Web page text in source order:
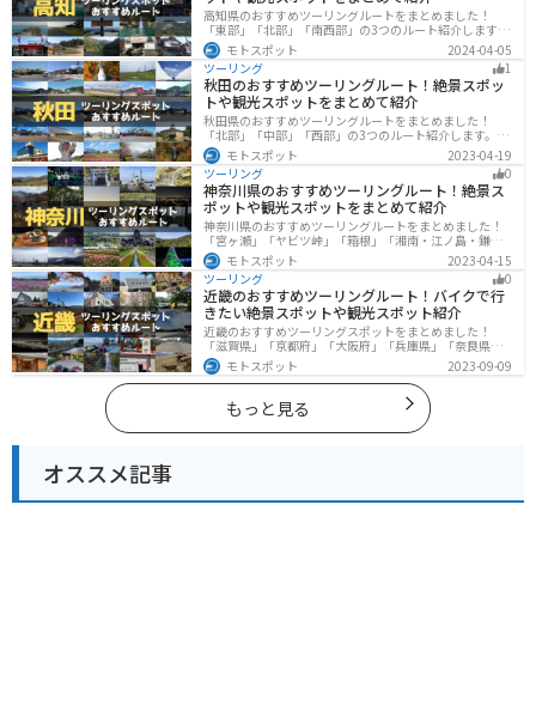
高知県のおすすめツーリングルートをまとめました！
「東部」「北部」「南西部」の3つのルート紹介します。
山と海どちらも楽しめるスポットが多数あり、様々な楽
しみ方ができます。バイクで高知県にツーリングに行く
際は参考にしてください。
モトスポット
2024-04-05
ツーリング
1
秋田のおすすめツーリングルート！絶景スポッ
トや観光スポットをまとめて紹介
秋田県のおすすめツーリングルートをまとめました！
「北部」「中部」「西部」の3つのルート紹介します。自
然豊かな山々や湖、温泉地が点在し、四季折々の景色を
楽しめるスポットが多数あります。バイクで秋田県にツ
ーリングに行く際は参考にしてください。
モトスポット
2023-04-19
ツーリング
0
神奈川県のおすすめツーリングルート！絶景ス
ポットや観光スポットをまとめて紹介
神奈川県のおすすめツーリングルートをまとめました！
「宮ヶ瀬」「ヤビツ峠」「箱根」「湘南・江ノ島・鎌
倉」「三浦」「みなとみらい」の6つのルート紹介しま
す。自然豊かなスポット、歴史ある観光名所、都市部で
楽しめるツーリングスポットまで多数あります。バイク
で神奈川県にツーリングに行く際は参考にしてくださ
い。
モトスポット
2023-04-15
ツーリング
0
近畿のおすすめツーリングルート！バイクで行
きたい絶景スポットや観光スポット紹介
近畿のおすすめツーリングスポットをまとめました！
「滋賀県」「京都府」「大阪府」「兵庫県」「奈良県」
「和歌山」の各県の観光地紹介します。自然豊かな山々
や湖、温泉地が点在し、四季折々の景色を楽しめるスポ
ットが多数あります。バイクで近畿にツーリングに行く
際は参考にしてください。
モトスポット 2023-09-09
もっと見る
オススメ記事